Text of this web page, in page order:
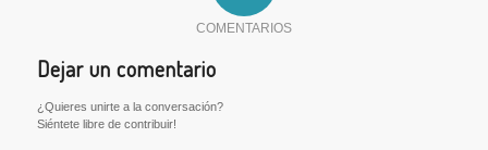
COMENTARIOS
Dejar un comentario
¿Quieres unirte a la conversación?
Siéntete libre de contribuir!